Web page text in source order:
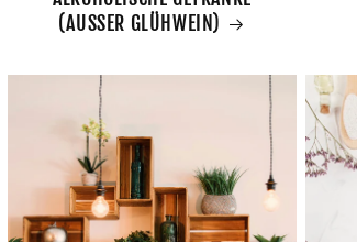
(AUSSER GLÜHWEIN)